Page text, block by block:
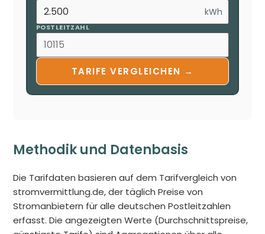
kWh
POSTLEITZAHL
TARIFE VERGLEICHEN →
Methodik und Datenbasis
Die Tarifdaten basieren auf dem Tarifvergleich von
stromvermittlung.de, der täglich Preise von
Stromanbietern für alle deutschen Postleitzahlen
erfasst. Die angezeigten Werte (Durchschnittspreise,